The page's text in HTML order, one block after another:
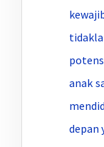
anak
depan